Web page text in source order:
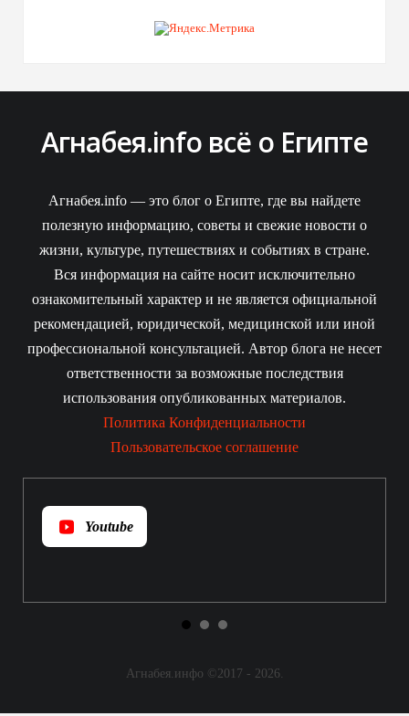
Агнабея.info всё о Египте
Агнабея.info — это блог о Египте, где вы найдете
полезную информацию, советы и свежие новости о
жизни, культуре, путешествиях и событиях в стране.
Вся информация на сайте носит исключительно
ознакомительный характер и не является официальной
рекомендацией, юридической, медицинской или иной
профессиональной консультацией. Автор блога не несет
ответственности за возможные последствия
использования опубликованных материалов.
Политика Конфиденциальности
Пользовательское соглашение
Youtube
Агнабея.инфо ©2017 - 2026.